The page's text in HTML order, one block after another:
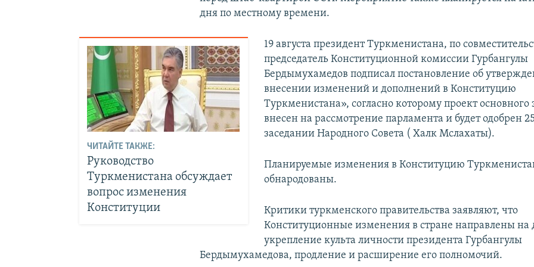
дня по местному времени.
ЧИТАЙТЕ ТАКЖЕ:
Руководство
Туркменистана обсуждает
вопрос изменения
Конституции
19 августа президент Туркменистана, по
председатель Конституционной комиссии Гурбангулы
Бердымухамедов подписал постановление об
внесении изменений и дополнений в Конституцию
Туркменистана», согласно которому проект основного
внесен на рассмотрение парламента и будет одобрен
заседании Народного Совета ( Халк Мслахаты).
Планируемые изменения в Конституцию
обнародованы.
Критики туркменского правительства заявляют, что
Конституционные изменения в стране направлены на
укрепление культа личности президента Гурбангулы
Бердымухамедова, продление и расширение его полномочий.